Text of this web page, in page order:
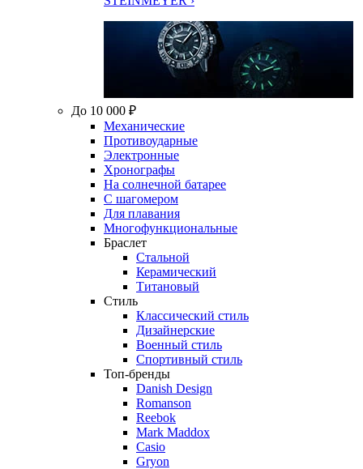
До 10 000 ₽
Механические
Противоударные
Электронные
Хронографы
На солнечной батарее
С шагомером
Для плавания
Многофункциональные
Браслет
Стальной
Керамический
Титановый
Стиль
Классический стиль
Дизайнерские
Военный стиль
Спортивный стиль
Топ-бренды
Danish Design
Romanson
Reebok
Mark Maddox
Casio
Gryon